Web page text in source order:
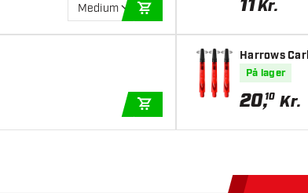
Medium 11Kr.
Harrows
På lager
20,10 Kr.